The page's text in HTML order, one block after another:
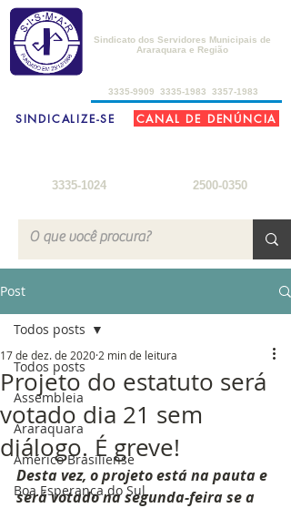
3335-9909
3335-1983 3357-1983
3335-1024
Sindicato dos Servidores Municipais de
Araraquara e Região
SINDICALIZE-SE
2500-0350
CANAL DE DENÚNCIA
Post
Todos posts
Assembleia
Araraquara
Américo Brasiliense
Boa Esperança do Sul
Todos posts
Projeto do estatuto será
votado dia 21 sem
diálogo. É greve!
17 de dez. de 2020 2 min de leitura
Desta vez, o projeto está na pauta e
será votado na segunda-feira se a